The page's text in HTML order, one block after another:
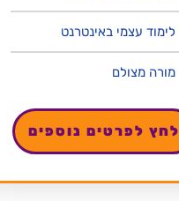
לימוד עצמי באינטרנט
מורה מצולם
לחץ לפרטים נוספים